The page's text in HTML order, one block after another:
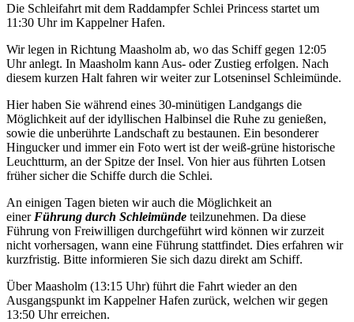
Die Schleifahrt mit dem Raddampfer Schlei Princess startet um
11:30 Uhr im Kappelner Hafen.
Wir legen in Richtung Maasholm ab, wo das Schiff gegen 12:05
Uhr anlegt. In Maasholm kann Aus- oder Zustieg erfolgen. Nach
diesem kurzen Halt fahren wir weiter zur Lotseninsel Schleimünde.
Hier haben Sie während eines 30-minütigen Landgangs die
Möglichkeit auf der idyllischen Halbinsel die Ruhe zu genießen,
sowie die unberührte Landschaft zu bestaunen. Ein besonderer
Hingucker und immer ein Foto wert ist der weiß-grüne historische
Leuchtturm, an der Spitze der Insel. Von hier aus führten Lotsen
früher sicher die Schiffe durch die Schlei.
An einigen Tagen bieten wir auch die Möglichkeit an
einer Führung durch Schleimünde teilzunehmen. Da diese
Führung von Freiwilligen durchgeführt wird können wir zurzeit
nicht vorhersagen, wann eine Führung stattfindet. Dies erfahren wir
kurzfristig. Bitte informieren Sie sich dazu direkt am Schiff.
Über Maasholm (13:15 Uhr) führt die Fahrt wieder an den
Ausgangspunkt im Kappelner Hafen zurück, welchen wir gegen
13:50 Uhr erreichen.